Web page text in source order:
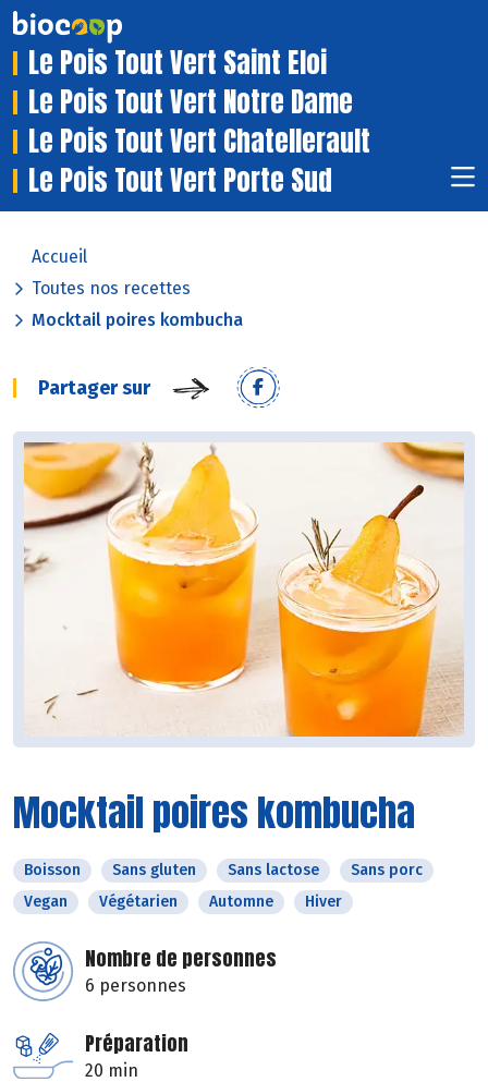
Le Pois Tout Vert Saint Eloi
Le Pois Tout Vert Notre Dame
Le Pois Tout Vert Chatellerault
Le Pois Tout Vert Porte Sud
Accueil
Toutes nos recettes
Mocktail poires kombucha
Partager sur
Mocktail poires kombucha
Boisson Sans gluten Sans lactose
Sans porc
Vegan
Végétarien Automne Hiver
Nombre de personnes
6 personnes
Préparation
20 min